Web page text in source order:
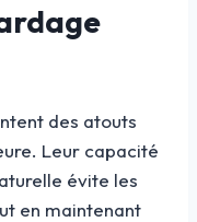
des atouts
Leur capacité
évite les
en maintenant